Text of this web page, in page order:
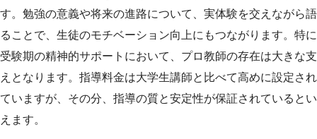
す。勉強の意義や将来の進路について、実体験を交えながら語
ることで、生徒のモチベーション向上にもつながります。特に
受験期の精神的サポートにおいて、プロ教師の存在は大きな支
えとなります。指導料金は大学生講師と比べて高めに設定され
ていますが、その分、指導の質と安定性が保証されているとい
えます。